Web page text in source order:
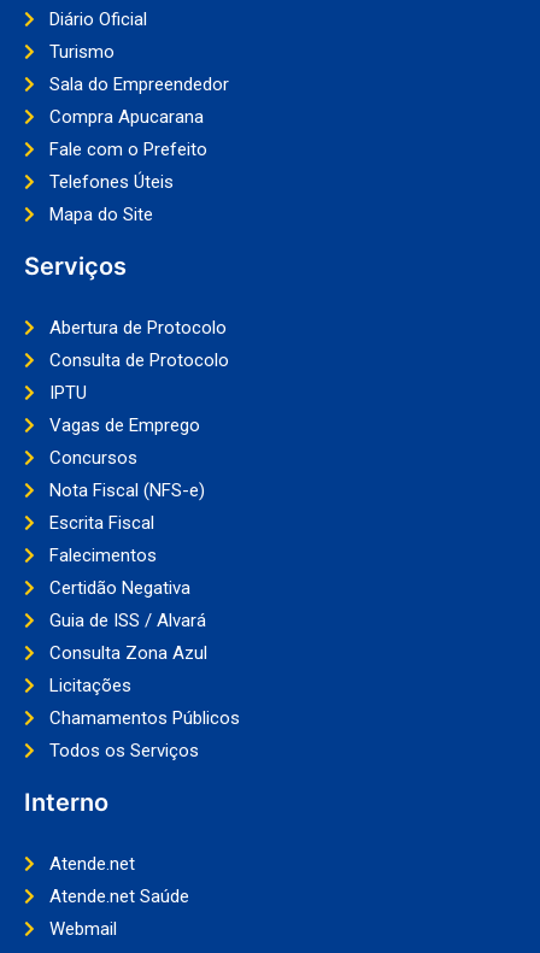
Diário Oficial
Turismo
Sala do Empreendedor
Compra Apucarana
Fale com o Prefeito
Telefones Úteis
Mapa do Site
Serviços
Abertura de Protocolo
Consulta de Protocolo
IPTU
Vagas de Emprego
Concursos
Nota Fiscal (NFS-e)
Escrita Fiscal
Falecimentos
Certidão Negativa
Guia de ISS / Alvará
Consulta Zona Azul
Licitações
Chamamentos Públicos
Todos os Serviços
Interno
Atende.net
Atende.net Saúde
Webmail